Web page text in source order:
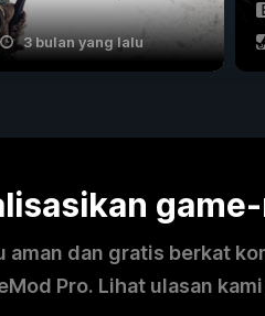
3 bulan yang lalu
aman dan gratis berkat
Pro. Lihat ulasan